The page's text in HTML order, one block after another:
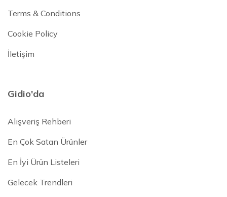
Terms & Conditions
Cookie Policy
İletişim
Gidio'da
Alışveriş Rehberi
En Çok Satan Ürünler
En İyi Ürün Listeleri
Gelecek Trendleri